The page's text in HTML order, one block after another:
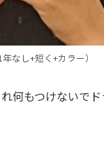
なし+短く+カラー）
何もつけないで